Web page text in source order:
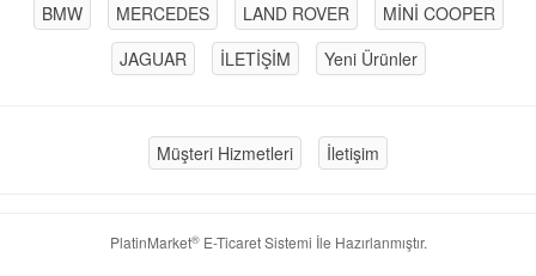
BMW MERCEDES LAND ROVER
MİNİ COOPER
JAGUAR
İLETİŞİM Yeni Ürünler
Müşteri Hizmetleri İletişim
PlatinMarket®E-Ticaret Sistemi İle Hazırlanmıştır.